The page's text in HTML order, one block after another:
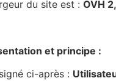
du site est : OVH
et principe :
ci-après :